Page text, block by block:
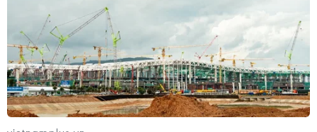
Cà Mau gỡ “điểm nghẽn” mặt bằng,
xây dựng kịch bản giải ngân
05/08/2026 01:18
Điều gì chờ đợi đồng yen sau cái bắt